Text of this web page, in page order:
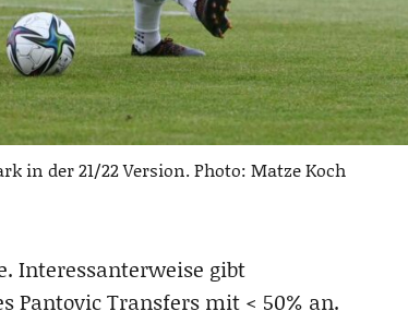
in der 21/22 Version. Photo: Matze Koch
Interessanterweise gibt
Pantovic Transfers mit < 50% an.